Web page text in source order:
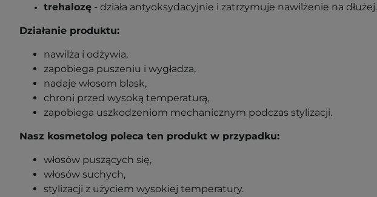
trehalozę - działa antyoksydacyjnie i zatrzymuje nawilżenie na dłużej.
Działanie produktu:
nawilża i odżywia,
zapobiega puszeniu i wygładza,
nadaje włosom blask,
chroni przed wysoką temperaturą,
zapobiega uszkodzeniom mechanicznym podczas stylizacji.
Nasz kosmetolog poleca ten produkt w przypadku:
włosów puszących się,
włosów suchych,
stylizacji z użyciem wysokiej temperatury.